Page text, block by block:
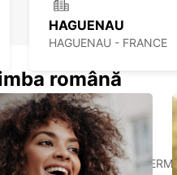
HAGUENAU
HAGUENAU - FRANCE
BADEN-BADEN
BADEN-BADEN -
română